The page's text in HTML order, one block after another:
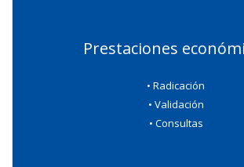
Prestaciones
• Radicación
• Validación
• Consultas